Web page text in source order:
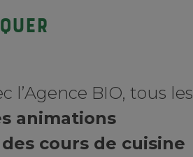
l’Agence BIO, tous les
animations
cours de cuisine